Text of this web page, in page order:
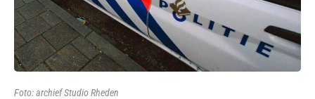
Foto: archief Studio Rheden